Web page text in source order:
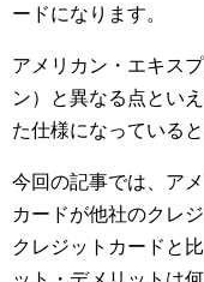
ードになります。
アメリカン・エキス
ン）と異なる点とい
た仕様になっている
今回の記事では、ア
カードが他社のクレ
クレジットカードと